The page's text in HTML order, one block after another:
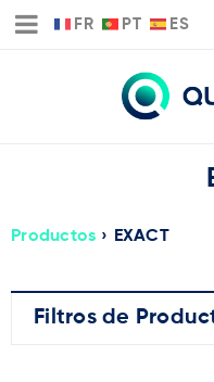
FR PT ES
Productos › EXACT
Filtros de